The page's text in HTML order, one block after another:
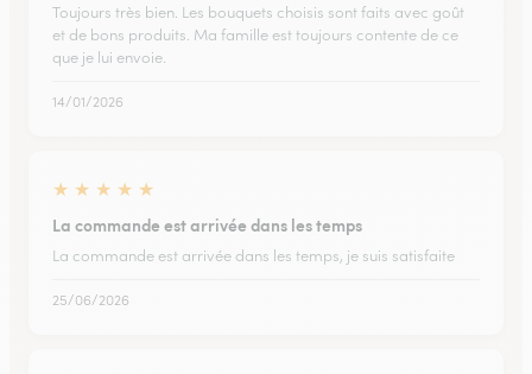
Toujours très bien. Les bouquets choisis sont faits avec goût
et de bons produits. Ma famille est toujours contente de ce
que je lui envoie.
14/01/2026
★ ★ ★ ★ ★
La commande est arrivée dans les temps
La commande est arrivée dans les temps, je suis satisfaite
25/06/2026